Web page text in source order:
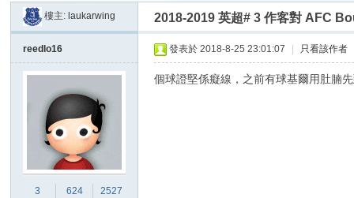
» › ›
樓主: laukarwing 2018-2019 英超# 3 作客對 AFC
reedlo16
3
624
2527
發表於 2018-8-25 23:01:07 只看該作者
個球證堅係癡線，之前有球基爾用肚腩